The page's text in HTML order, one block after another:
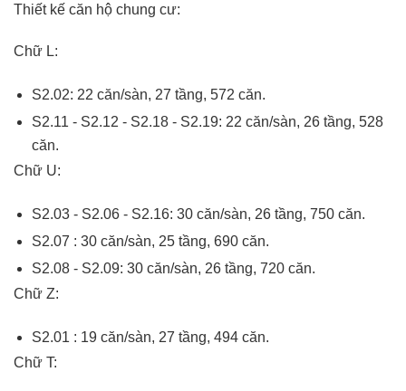
Thiết kế căn hộ chung cư:
Chữ L:
S2.02: 22 căn/sàn, 27 tầng, 572 căn.
S2.11 - S2.12 - S2.18 - S2.19: 22 căn/sàn, 26 tầng, 528
căn.
Chữ U:
S2.03 - S2.06 - S2.16: 30 căn/sàn, 26 tầng, 750 căn.
S2.07 : 30 căn/sàn, 25 tầng, 690 căn.
S2.08 - S2.09: 30 căn/sàn, 26 tầng, 720 căn.
Chữ Z:
S2.01 : 19 căn/sàn, 27 tầng, 494 căn.
Chữ T: